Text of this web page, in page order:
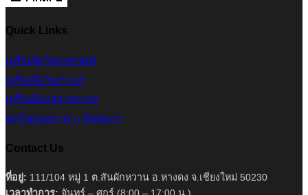
Quick Links
เครื่องมือวิทยาศาสตร์
เครื่องมือวิเคราะห์
เครื่องมืออุตสาหกรรม
ขอใบเสนอราคา / ติดต่อเรา
Contact Us
ที่อยู่: 111/104 หมู่ 1 ต.สันผักหวาน อ.หางดง จ.เชียงใหม่ 50230
เวลาทำการ: จันทร์ – ศุกร์ (8:00 – 17:00 น.)